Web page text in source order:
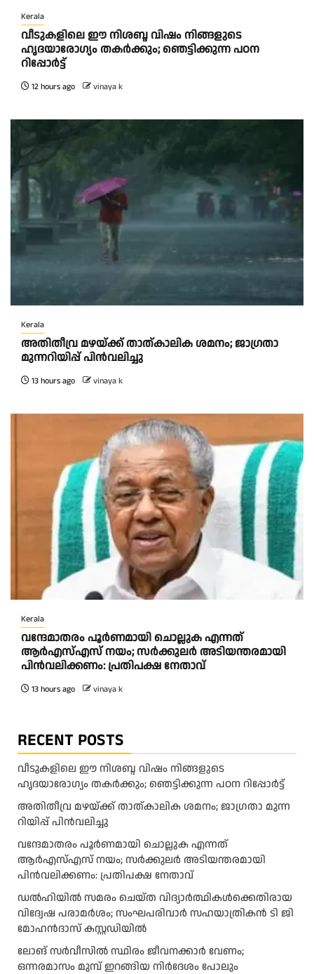
Kerala
വീടുകളിലെ ഈ നിശബ്ദ വിഷം നിങ്ങളുടെ
ഹൃദയാരോഗ്യം തകർക്കും; ഞെട്ടിക്കുന്ന പഠന
റിപ്പോർട്ട്
12 hours ago vinaya k
Kerala
അ​തി​തീ​വ്ര മ​ഴ​യ്ക്ക് താ​ത്കാ​ലി​ക ശ​മ​നം; ജാ​ഗ്ര​താ
മു​ന്ന​റി​യി​പ്പ് പി​ന്‍​വ​ലി​ച്ചു
13 hours ago vinaya k
Kerala
വന്ദേമാതരം പൂർണമായി ചൊല്ലുക എന്നത്
ആര്‍എസ്എസ് നയം; സര്‍ക്കുലര്‍ അടിയന്തരമായി
പിന്‍വലിക്കണം: പ്രതിപക്ഷ നേതാവ്
13 hours ago vinaya k
RECENT POSTS
വീടുകളിലെ ഈ നിശബ്ദ വിഷം നിങ്ങളുടെ
ഹൃദയാരോഗ്യം തകർക്കും; ഞെട്ടിക്കുന്ന പഠന റിപ്പോർട്ട്
അ​തി​തീ​വ്ര മ​ഴ​യ്ക്ക് താ​ത്കാ​ലി​ക ശ​മ​നം; ജാ​ഗ്ര​താ മു​ന്ന​
റി​യി​പ്പ് പി​ന്‍​വ​ലി​ച്ചു
വന്ദേമാതരം പൂർണമായി ചൊല്ലുക എന്നത്
ആര്‍എസ്എസ് നയം; സര്‍ക്കുലര്‍ അടിയന്തരമായി
പിന്‍വലിക്കണം: പ്രതിപക്ഷ നേതാവ്
ഡൽഹിയിൽ സമരം ചെയ്ത വിദ്യാർത്ഥികൾക്കെതിരായ
വിദ്വേഷ പരാമർശം; സംഘപരിവാർ സഹയാത്രികൻ ടി ജി
മോഹന്‍ദാസ് കസ്റ്റഡിയിൽ
ലോങ് സർവീസിൽ സ്ഥിരം ജീവനക്കാർ വേണം;
ഒന്നരമാസം മുമ്പ് ഇറങ്ങിയ നിർദേശം പോലും